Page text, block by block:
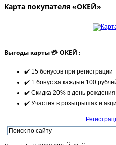
Карта покупателя «ОКЕЙ»
Выгоды карты 💳 ОКЕЙ :
✔️ 15 бонусов при регистрации
✔️ 1 бонус за каждые 100
✔️ Скидка 20% в день рождения
✔️ Участия в розыгрышах и